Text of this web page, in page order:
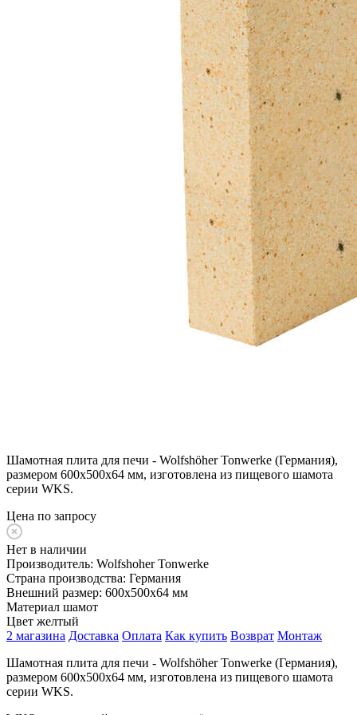
Шамотная плита для печи - Wolfshöher Tonwerke (Германия),
размером 600x500x64 мм, изготовлена из пищевого шамота
серии WKS.
Цена по запросу
Нет в наличии
Производитель: Wolfshoher Tonwerke
Страна производства: Германия
Внешний размер: 600x500x64 мм
Материал шамот
Цвет желтый
2 магазина Доставка Оплата Как купить Возврат Монтаж
Шамотная плита для печи - Wolfshöher Tonwerke (Германия),
размером 600x500x64 мм, изготовлена из пищевого шамота
серии WKS.